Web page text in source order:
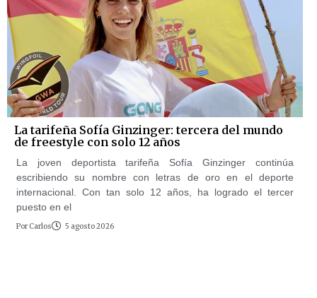
La tarifeña Sofía Ginzinger: tercera del mundo
de freestyle con solo 12 años
La joven deportista tarifeña Sofía Ginzinger continúa
escribiendo su nombre con letras de oro en el deporte
internacional. Con tan solo 12 años, ha logrado el tercer
puesto en el
Por Carlos 5 agosto 2026